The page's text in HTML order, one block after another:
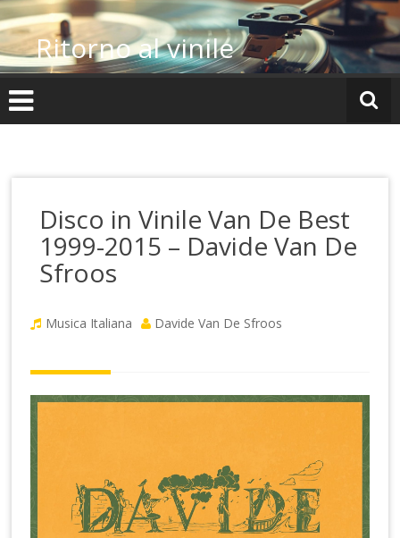
Vai
al
contenutoRitorno al vinile
Disco in Vinile Van De Best
1999-2015 – Davide Van De
Sfroos
Musica Italiana Davide Van De Sfroos